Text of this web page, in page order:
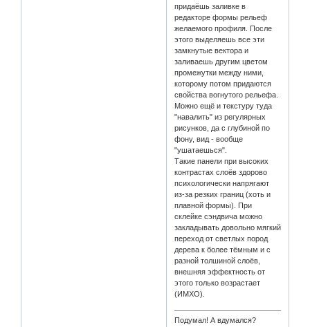
придаёшь заливке в
редакторе формы рельеф
желаемого профиля. После
этого выделяешь все эти
замкнутые вектора и
заливаешь другим цветом
промежутки между ними,
которому потом придаются
свойства вогнутого рельефа.
Можно ещё и текстуру туда
"навалить" из регулярных
рисунков, да с глубиной по
фону, вид - вообще
"ушатаешься".
Такие панели при высоких
контрастах слоёв здорово
психологически напрягают
из-за резких границ (хоть и
плавной формы). При
склейке сэндвича можно
закладывать довольно мягкий
переход от светлых пород
дерева к более тёмным и с
разной толшиной слоёв,
внешняя эффектность от
этого только возрастает
(ИМХО).
Подумал! А вдумался?